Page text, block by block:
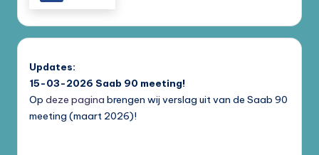
Updates:
15-03-2026 Saab 90 meeting!
Op deze pagina brengen wij verslag uit van de Saab 90
meeting (maart 2026)!